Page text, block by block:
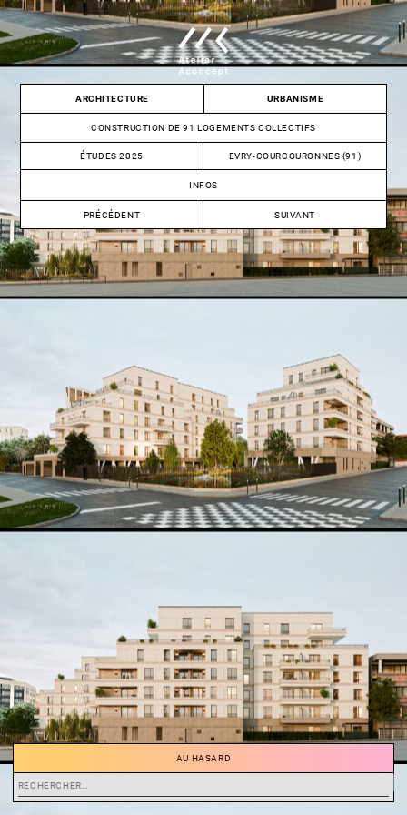
Skip
to
content
ARCHITECTURE URBANISME
AU HASARD
Rechercher :
CONSTRUCTION DE 91 LOGEMENTS COLLECTIFS
ÉTUDES 2025 EVRY-COURCOURONNES (91)
INFOS
DE
L’ARTICLE
PRÉCÉDENTCONSTRUCTION
DE
106
LOGEMENTS
SUIVANTCONSTRUCTION
DE
54
LOGEMENTS